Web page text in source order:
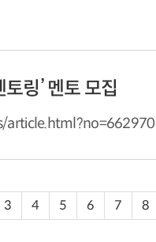
링’ 멘토 모집
article.html?no=662970
3 4 5 6 7 8